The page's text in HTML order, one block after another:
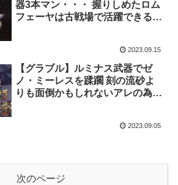
器3本マン・・・ 握りしめたロム
フェーヤは古戦場で活躍できるだ
2023.09.15
【グラブル】ルミナス武器でゼ
ノ・ミーレスを蹂躙 刻の流砂よ
りも面倒かもしれないアレの為
2023.09.05
次のページ